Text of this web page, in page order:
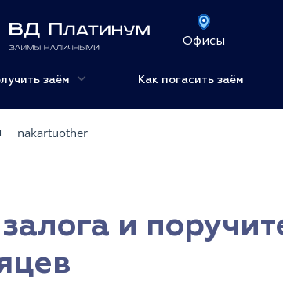
Офисы
заём Как погасить заём
nakartuother
и